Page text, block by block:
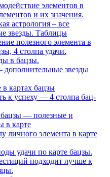
элементов в
и их значения.
астрология – все
звезды. Таблицы
полезного элемента в
4 столпа удачи.
в бацзы.
звезды
картах бацзы
к успеху — 4 столпа бац-
бацзы — полезные и
в карте
личного элемента в карте
удачи по карте бацзы.
подходит лучше к